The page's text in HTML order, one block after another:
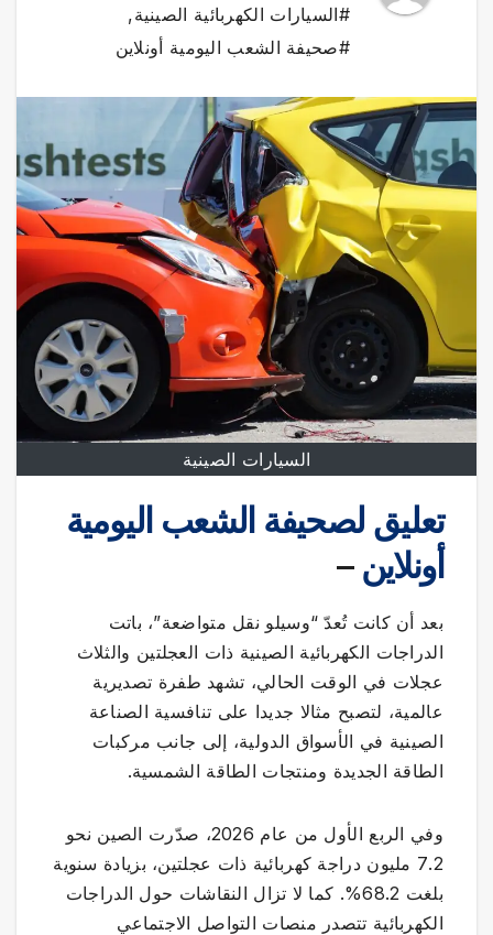
#السيارات الكهربائية الصينية,
#صحيفة الشعب اليومية أونلاين
السيارات الصينية
تعليق لصحيفة الشعب اليومية
أونلاين –
بعد أن كانت تُعدّ “وسيلو نقل متواضعة”، باتت
الدراجات الكهربائية الصينية ذات العجلتين والثلاث
عجلات في الوقت الحالي، تشهد طفرة تصديرية
عالمية، لتصبح مثالا جديدا على تنافسية الصناعة
الصينية في الأسواق الدولية، إلى جانب مركبات
الطاقة الجديدة ومنتجات الطاقة الشمسية.
وفي الربع الأول من عام 2026، صدّرت الصين نحو
7.2 مليون دراجة كهربائية ذات عجلتين، بزيادة سنوية
بلغت 68.2%. كما لا تزال النقاشات حول الدراجات
الكهربائية تتصدر منصات التواصل الاجتماعي